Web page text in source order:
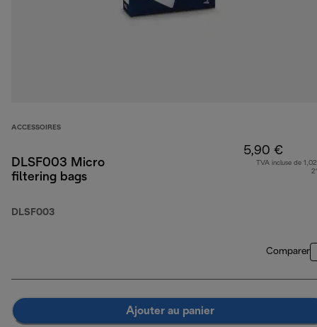
ACCESSOIRES
DLSF003 Micro
filtering bags
DLSF003
5,90 €
TVA incluse de
Comparer
Ajouter au panier